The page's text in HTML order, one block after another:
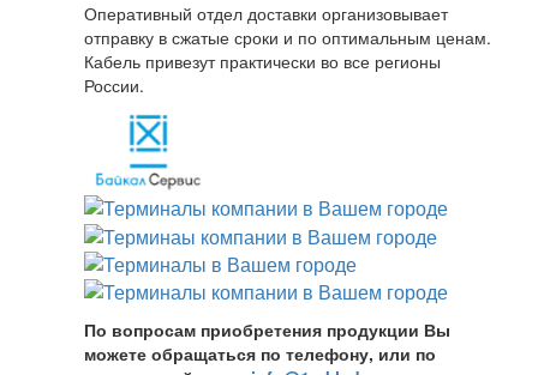
Оперативный отдел доставки организовывает
отправку в сжатые сроки и по оптимальным ценам.
Кабель привезут практически во все регионы
России.
По вопросам приобретения продукции Вы
можете обращаться по телефону, или по